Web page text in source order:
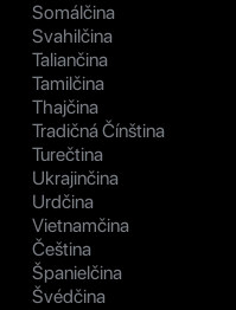
Somálčina
Svahilčina
Taliančina
Tamilčina
Thajčina
Tradičná Čínština
Turečtina
Ukrajinčina
Urdčina
Vietnamčina
Čeština
Španielčina
Švédčina